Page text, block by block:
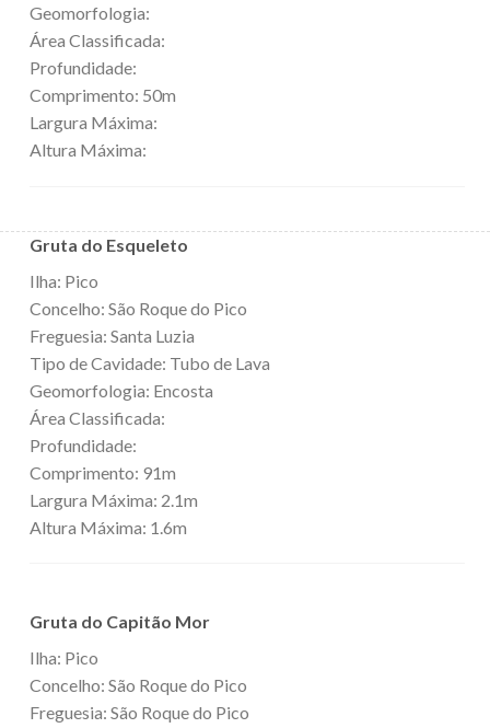
Geomorfologia:
Área Classificada:
Profundidade:
Comprimento: 50m
Largura Máxima:
Altura Máxima:
Gruta do Esqueleto
Ilha: Pico
Concelho: São Roque do Pico
Freguesia: Santa Luzia
Tipo de Cavidade: Tubo de Lava
Geomorfologia: Encosta
Área Classificada:
Profundidade:
Comprimento: 91m
Largura Máxima: 2.1m
Altura Máxima: 1.6m
Gruta do Capitão Mor
Ilha: Pico
Concelho: São Roque do Pico
Freguesia: São Roque do Pico